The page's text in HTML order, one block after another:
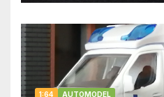
1:64 AUTOMODEL